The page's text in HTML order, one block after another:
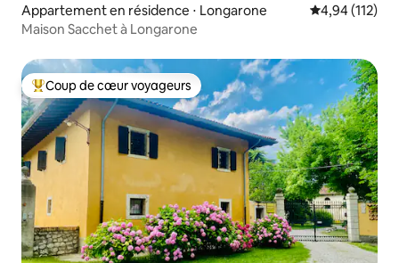
Appartement en résidence ⋅ Longarone Évaluation
4,94 (112)
Maison Sacchet à Longarone
Coups de cœur voyageurs les plus appréciés
Coup de cœur voyageurs